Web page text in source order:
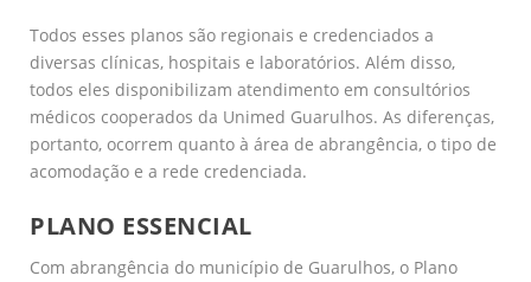
Todos esses planos são regionais e credenciados a
diversas clínicas, hospitais e laboratórios. Além disso,
todos eles disponibilizam atendimento em consultórios
médicos cooperados da Unimed Guarulhos. As diferenças,
portanto, ocorrem quanto à área de abrangência, o tipo de
acomodação e a rede credenciada.
PLANO ESSENCIAL
Com abrangência do município de Guarulhos, o Plano